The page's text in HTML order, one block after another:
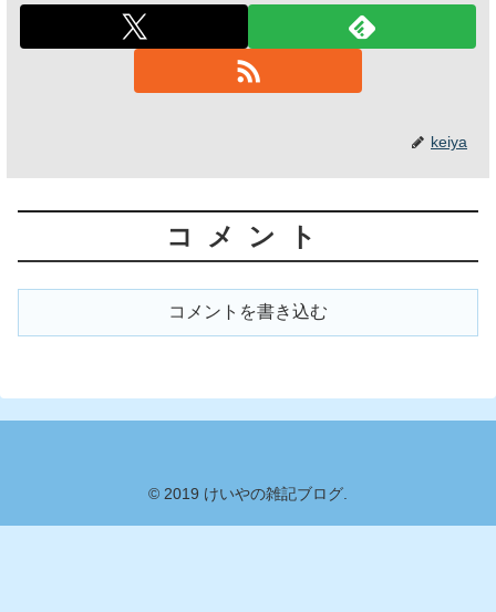
keiya
コメント
コメントを書き込む
© 2019 けいやの雑記ブログ.